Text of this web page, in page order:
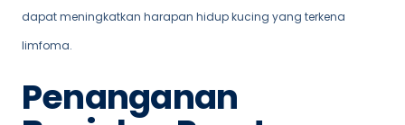
dapat meningkatkan harapan hidup kucing yang terkena
limfoma.
Penanganan